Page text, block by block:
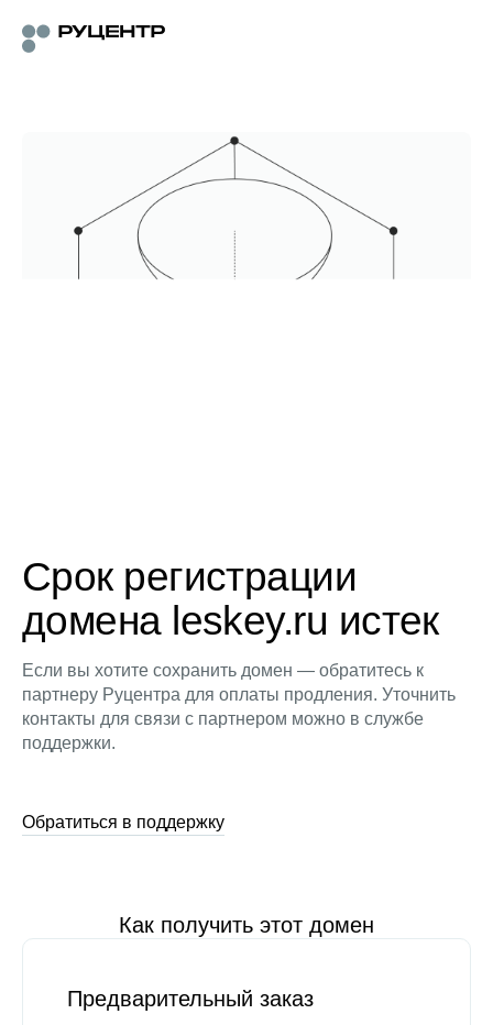
Срок регистрации
домена leskey.ru истек
Если вы хотите сохранить домен — обратитесь к
партнеру Руцентра для оплаты продления. Уточнить
контакты для связи с партнером можно в службе
поддержки.
Обратиться в поддержку
Как получить этот домен
Предварительный заказ